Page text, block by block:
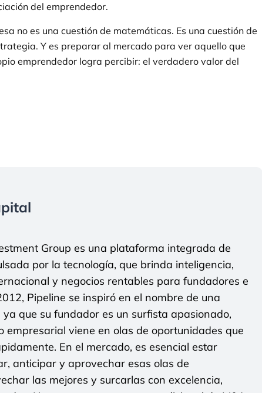
del emprendedor.
no es una cuestión de matemáticas. Es una cuestión de
Y es preparar al mercado para ver aquello que
emprendedor logra percibir: el verdadero valor del
Group es una plataforma integrada de
por la tecnología, que brinda inteligencia,
y negocios rentables para fundadores e
Pipeline se inspiró en el nombre de una
que su fundador es un surfista apasionado,
empresarial viene en olas de oportunidades que
En el mercado, es esencial estar
anticipar y aprovechar esas olas de
las mejores y surcarlas con excelencia,